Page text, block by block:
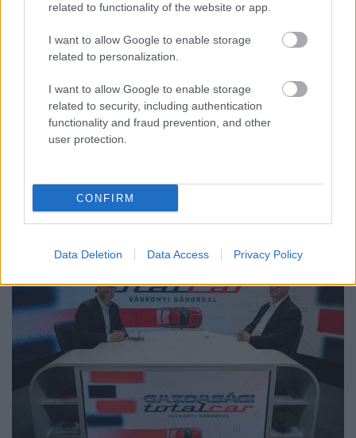
related to functionality of the website or app.
I want to allow Google to enable storage
related to personalization.
I want to allow Google to enable storage
related to security, including authentication
functionality and fraud prevention, and other
user protection.
CONFIRM
Data Deletion Data Access Privacy Policy
Neue Klasse, marketingben és
kommunikációban is
Várkonyi Gábor Autóblog•2026. július 27.
Érzésre már egy fél modellciklus óta karmesterkedik
hogy érkezni fog "valami" ami felforgatja az ...